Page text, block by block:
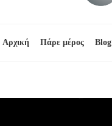
Αρχική Πάρε μέρος Blog